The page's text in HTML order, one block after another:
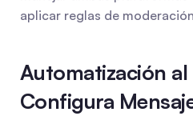
aplicar reglas de
Automatización
Configura